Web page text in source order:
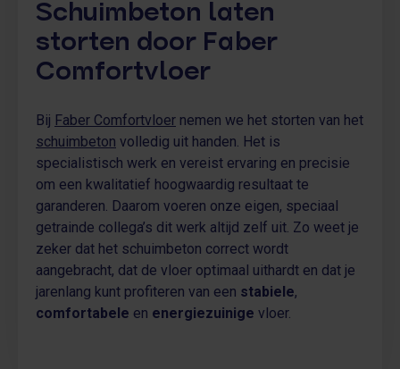
Schuimbeton laten
storten door Faber
Comfortvloer
Bij Faber Comfortvloer nemen we het storten van het
schuimbeton volledig uit handen. Het is
specialistisch werk en vereist ervaring en precisie
om een kwalitatief hoogwaardig resultaat te
garanderen. Daarom voeren onze eigen, speciaal
getrainde collega’s dit werk altijd zelf uit. Zo weet je
zeker dat het schuimbeton correct wordt
aangebracht, dat de vloer optimaal uithardt en dat je
jarenlang kunt profiteren van een stabiele,
comfortabele en energiezuinige vloer.